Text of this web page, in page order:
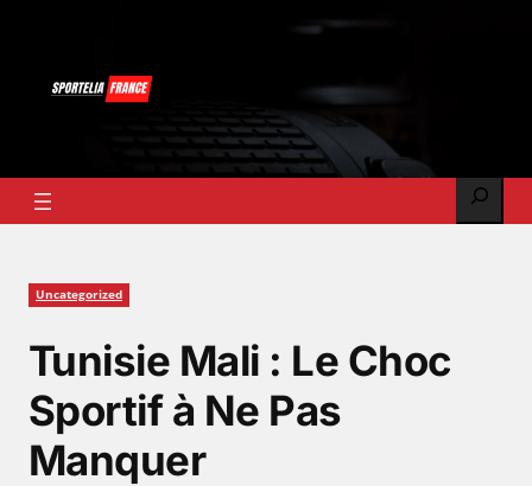
content
Search
Uncategorized
Tunisie Mali : Le Choc
Sportif à Ne Pas
Manquer